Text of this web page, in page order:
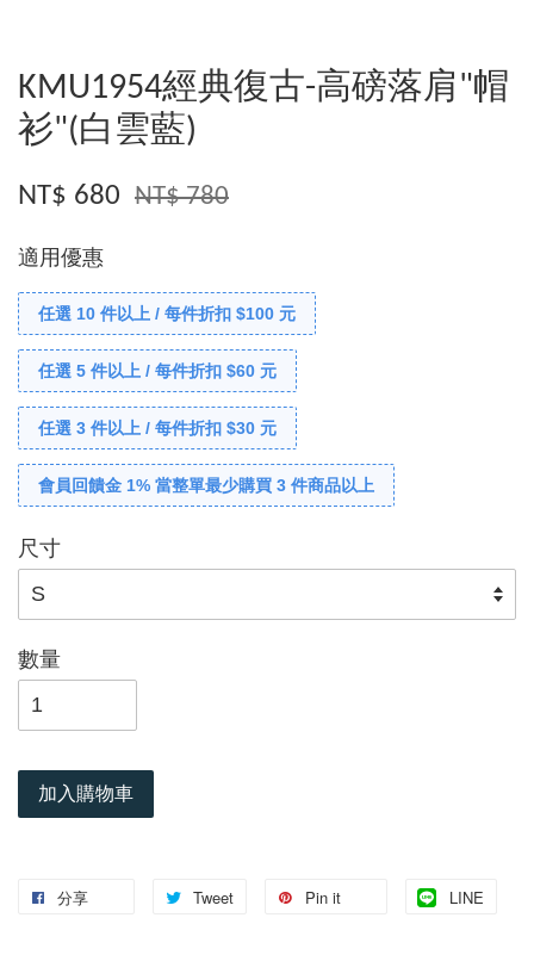
KMU1954經典復古-高磅落肩"帽
衫"(白雲藍)
NT$ 680 NT$ 780
適用優惠
任選 10 件以上 / 每件折扣 $100 元
任選 5 件以上 / 每件折扣 $60 元
任選 3 件以上 / 每件折扣 $30 元
會員回饋金 1% 當整單最少購買 3 件商品以上
尺寸
數量
加入購物車
分享 Tweet Pin it LINE